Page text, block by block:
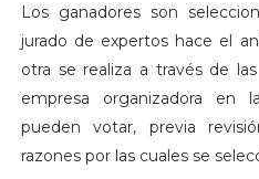
Los ganadores son
jurado de expertos hace el
otra se realiza a través de
empresa organizadora en
pueden votar, previa
razones por las cuales se